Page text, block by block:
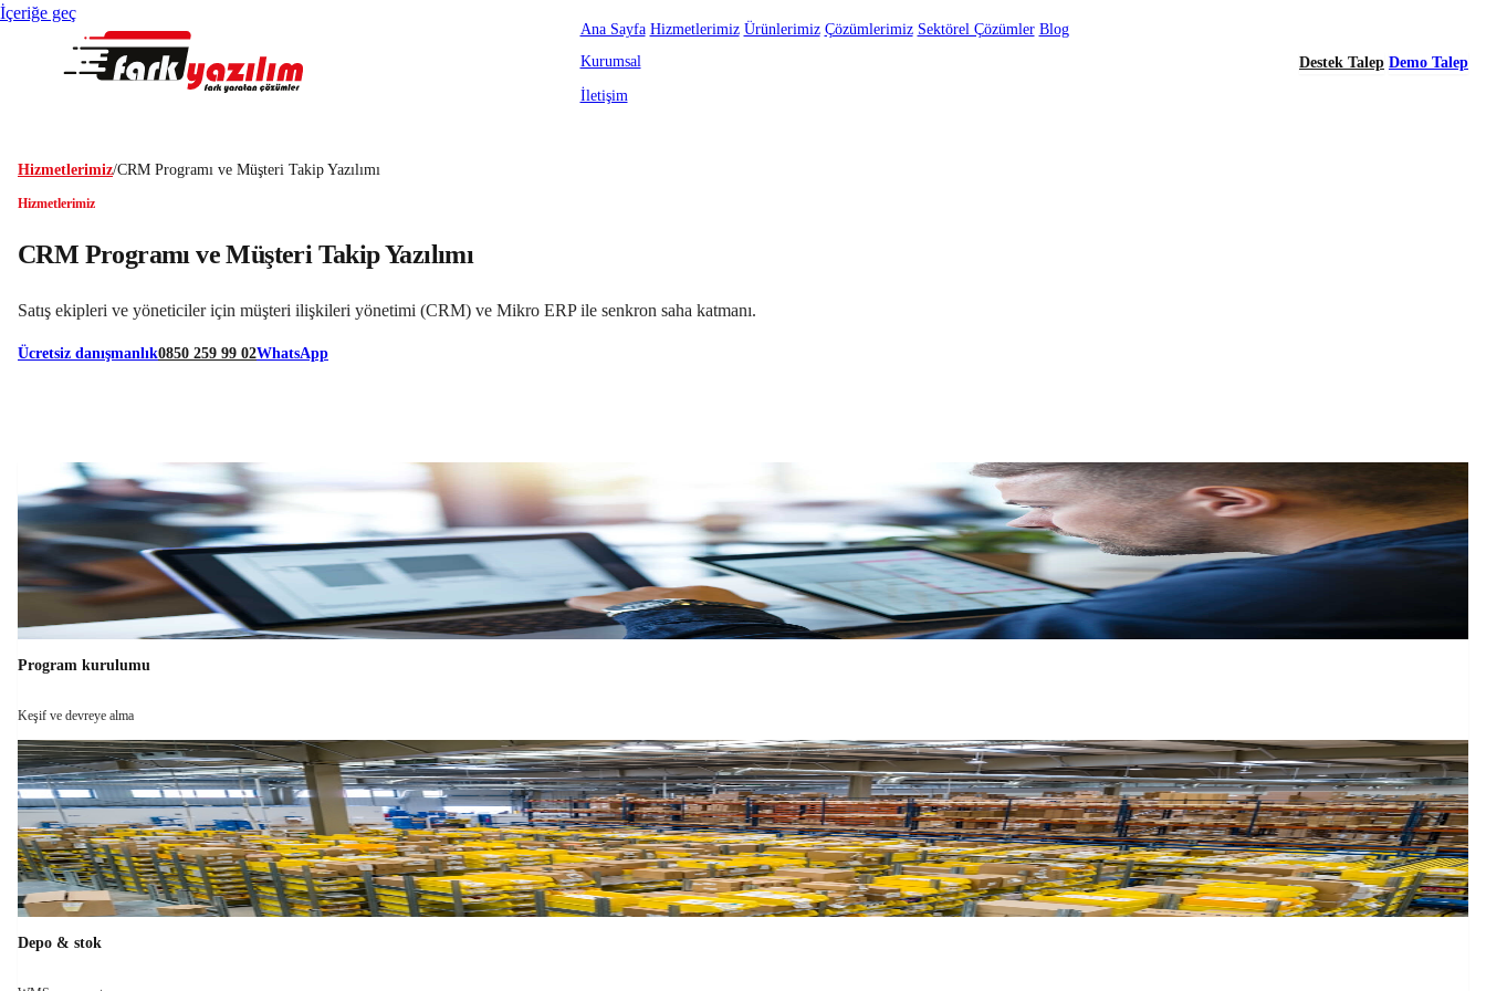
İçeriğe geç
Ana Sayfa Hizmetlerimiz Ürünlerimiz Çözümlerimiz Sektörel Çözümler Blog
Kurumsal
İletişim
Destek Talep Demo Talep
Hizmetlerimiz/CRM Programı ve Müşteri Takip Yazılımı
Hizmetlerimiz
CRM Programı ve Müşteri Takip Yazılımı
Satış ekipleri ve yöneticiler için müşteri ilişkileri yönetimi (CRM) ve Mikro ERP ile senkron saha katmanı.
Ücretsiz danışmanlık0850 259 99 02WhatsApp
Program kurulumu
Keşif ve devreye alma
Depo & stok